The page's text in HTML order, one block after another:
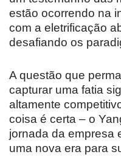
estão ocorrendo na
com a eletrificação
desafiando os
A questão que
capturar uma fatia
altamente
coisa é certa – o
jornada da empresa
uma nova era para